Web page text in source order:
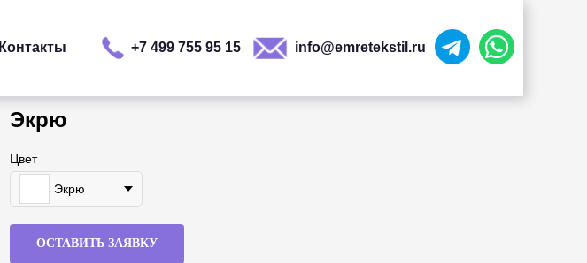
Контакты +7 499 755 95 15 info@emretekstil.ru
Экрю
Цвет
Экрю
ОСТАВИТЬ ЗАЯВКУ